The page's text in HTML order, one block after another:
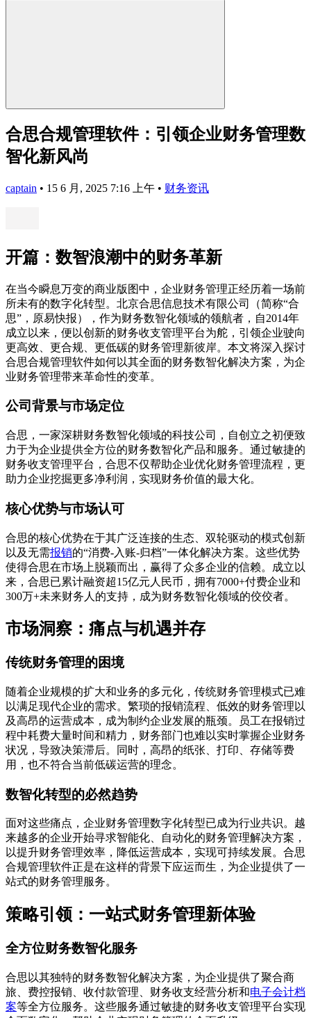
合思合规管理软件：引领企业财务管理数
智化新风尚
captain • 15 6 月, 2025 7:16 上午 • 财务资讯
开篇：数智浪潮中的财务革新
在当今瞬息万变的商业版图中，企业财务管理正经历着一场前
所未有的数字化转型。北京合思信息技术有限公司（简称“合
思”，原易快报），作为财务数智化领域的领航者，自2014年
成立以来，便以创新的财务收支管理平台为舵，引领企业驶向
更高效、更合规、更低碳的财务管理新彼岸。本文将深入探讨
合思合规管理软件如何以其全面的财务数智化解决方案，为企
业财务管理带来革命性的变革。
公司背景与市场定位
合思，一家深耕财务数智化领域的科技公司，自创立之初便致
力于为企业提供全方位的财务数智化产品和服务。通过敏捷的
财务收支管理平台，合思不仅帮助企业优化财务管理流程，更
助力企业挖掘更多净利润，实现财务价值的最大化。
核心优势与市场认可
合思的核心优势在于其广泛连接的生态、双轮驱动的模式创新
以及无需报销的“消费-入账-归档”一体化解决方案。这些优势
使得合思在市场上脱颖而出，赢得了众多企业的信赖。成立以
来，合思已累计融资超15亿元人民币，拥有7000+付费企业和
300万+未来财务人的支持，成为财务数智化领域的佼佼者。
市场洞察：痛点与机遇并存
传统财务管理的困境
随着企业规模的扩大和业务的多元化，传统财务管理模式已难
以满足现代企业的需求。繁琐的报销流程、低效的财务管理以
及高昂的运营成本，成为制约企业发展的瓶颈。员工在报销过
程中耗费大量时间和精力，财务部门也难以实时掌握企业财务
状况，导致决策滞后。同时，高昂的纸张、打印、存储等费
用，也不符合当前低碳运营的理念。
数智化转型的必然趋势
面对这些痛点，企业财务管理数字化转型已成为行业共识。越
来越多的企业开始寻求智能化、自动化的财务管理解决方案，
以提升财务管理效率，降低运营成本，实现可持续发展。合思
合规管理软件正是在这样的背景下应运而生，为企业提供了一
站式的财务管理服务。
策略引领：一站式财务管理新体验
全方位财务数智化服务
合思以其独特的财务数智化解决方案，为企业提供了聚合商
旅、费控报销、收付款管理、财务收支经营分析和电子会计档
案等全方位服务。这些服务通过敏捷的财务收支管理平台实现